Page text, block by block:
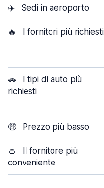
✈️ Sedi in aeroporto
🔥 I fornitori più richiesti
🚗
I tipi di auto più
richiesti
🤑 Prezzo più basso
👛
Il fornitore più
conveniente